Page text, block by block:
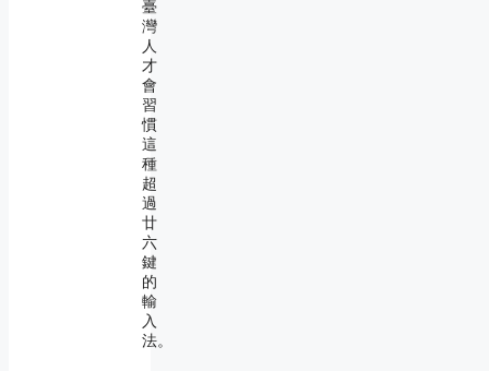
臺
灣
人
才
會
習
慣
這
種
超
過
廿
六
鍵
的
輸
入
法。